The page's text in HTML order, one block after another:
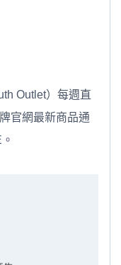
Outlet）每週直
官網最新商品通